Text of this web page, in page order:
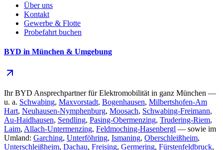
Über uns
Kontakt
Gewerbe & Flotte
Probefahrt buchen
BYD in München & Umgebung
Ihr BYD Ansprechpartner für Elektromobilität in ganz München —
u. a. Schwabing, Maxvorstadt, Bogenhausen, Milbertshofen-Am
Hart, Neuhausen-Nymphenburg, Moosach, Schwabing-Freimann,
Au-Haidhausen, Sendling, Pasing-Obermenzing, Trudering-Riem,
Laim, Allach-Untermenzing, Feldmoching-Hasenbergl — sowie im
Umland: Garching, Unterföhring, Ismaning, Oberschleißheim,
Unterschleißheim, Dachau, Freising, Germering, Fürstenfeldbruck,